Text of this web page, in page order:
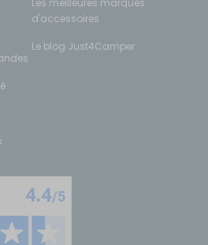
Les meilleures marques
d'accessoires
Le blog Just4Camper